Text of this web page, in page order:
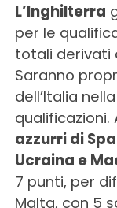
L’Inghilterra
per le
totali derivati
Saranno
dell’Italia
azzurri di
Ucraina e
7 punti, per
Malta, con 5